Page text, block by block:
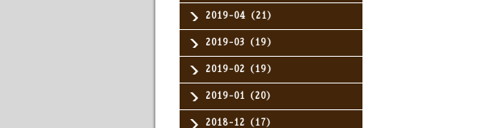
2019-04（21）
2019-03（19）
2019-02（19）
2019-01（20）
2018-12（17）